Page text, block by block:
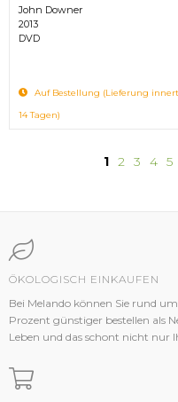
John Downer
2013
DVD
Auf Bestellung (Lieferung
14 Tagen)
1 2 3 4 5
ÖKOLOGISCH EINKAUFEN
Bei Melando können Sie rund
Prozent günstiger bestellen als
Leben und das schont nicht nur